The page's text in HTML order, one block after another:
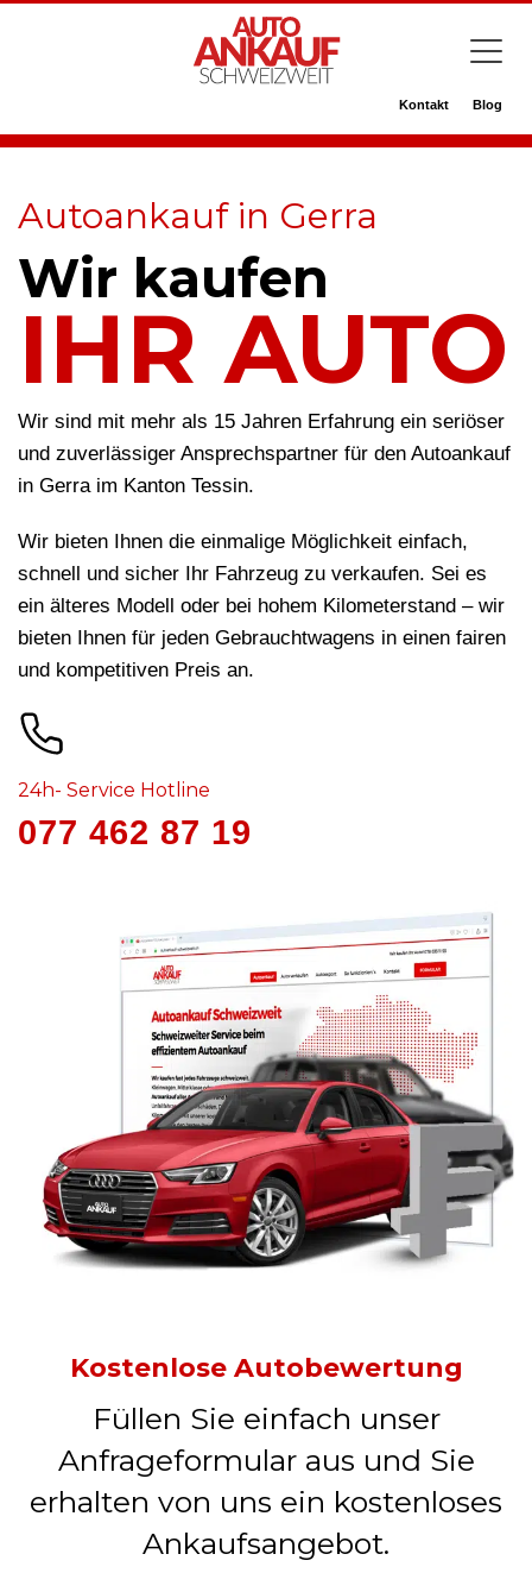
Kontakt Blog
Autoankauf in Gerra
Wir kaufen
IHR AUTO
Wir sind mit mehr als 15 Jahren Erfahrung ein seriöser
und zuverlässiger Ansprechspartner für den Autoankauf
in Gerra im Kanton Tessin.
Wir bieten Ihnen die einmalige Möglichkeit einfach,
schnell und sicher Ihr Fahrzeug zu verkaufen. Sei es
ein älteres Modell oder bei hohem Kilometerstand – wir
bieten Ihnen für jeden Gebrauchtwagens in einen fairen
und kompetitiven Preis an.
24h- Service Hotline
077 462 87 19
Kostenlose Autobewertung
Füllen Sie einfach unser
Anfrageformular aus und Sie
erhalten von uns ein kostenloses
Ankaufsangebot.